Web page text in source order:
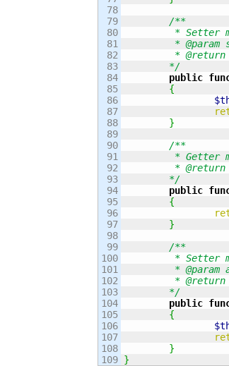
78
79
80
81
82
83
84
85
86
87
88
89
90
91
92
93
94
95
96
97
98
99
100
101
102
103
104
105
106
107
108
/**
	*/
public
{
}
/**
	*/
public
{
}
/**
	*/
public
{
}
}